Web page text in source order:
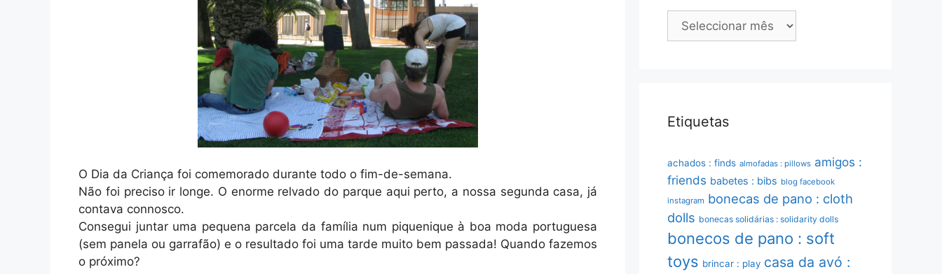
O Dia da Criança foi comemorado durante todo o fim-de-semana.
Não foi preciso ir longe. O enorme relvado do parque aqui perto, a nossa segunda casa, já
contava connosco.
Consegui juntar uma pequena parcela da família num piquenique à boa moda portuguesa
(sem panela ou garrafão) e o resultado foi uma tarde muito bem passada! Quando fazemos
o próximo?
Arquivo
Etiquetas
achados : finds almofadas : pillows amigos :
friends babetes : bibs blog facebook
instagram bonecas de pano : cloth
dolls bonecas solidárias : solidarity dolls
bonecos de pano : soft
toys brincar : play casa da avó :